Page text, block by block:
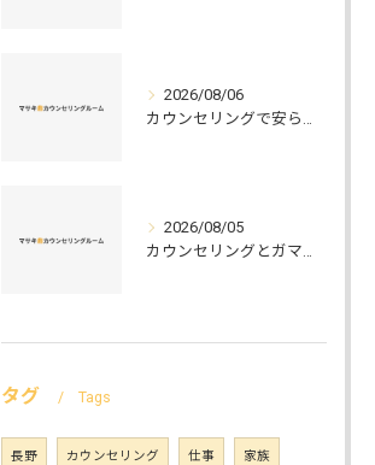
2026/08/06
カウンセリングで安らぐ空間を叶える安心と信頼のつくり方徹底解説
2026/08/05
カウンセリングとガマット選びの正解ガイド安心して相談できるポイントと実例解説
タグ Tags
長野 カウンセリング 仕事 家族